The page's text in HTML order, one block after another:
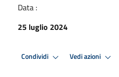
Data :
25 luglio 2024
Condividi Vedi azioni